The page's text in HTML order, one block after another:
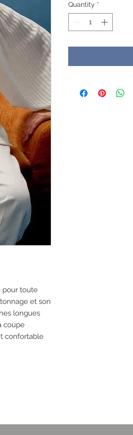
pour toute
et son
longues
coupe
confortable
Quantity *